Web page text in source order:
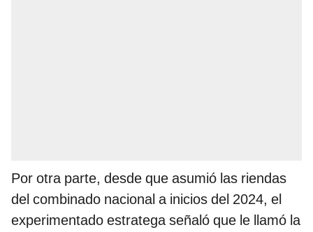
Por otra parte, desde que asumió las riendas
del combinado nacional a inicios del 2024, el
experimentado estratega señaló que le llamó la